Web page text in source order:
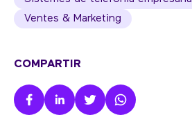
Ventes & Marketing
COMPARTIR